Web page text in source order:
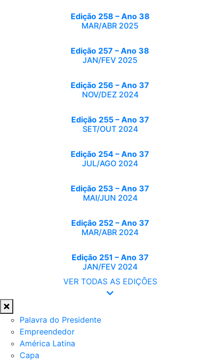
Edição 258 – Ano 38
MAR/ABR 2025
Edição 257 – Ano 38
JAN/FEV 2025
Edição 256 – Ano 37
NOV/DEZ 2024
Edição 255 – Ano 37
SET/OUT 2024
Edição 254 – Ano 37
JUL/AGO 2024
Edição 253 – Ano 37
MAI/JUN 2024
Edição 252 – Ano 37
MAR/ABR 2024
Edição 251 – Ano 37
JAN/FEV 2024
VER TODAS AS EDIÇÕES
Palavra do Presidente
Empreendedor
América Latina
Capa